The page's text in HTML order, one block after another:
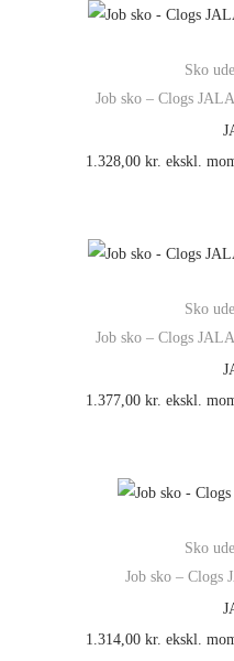
Sko
Job sko – Clogs
1.328,00 kr. ekskl.
Sko
Job sko – Clogs
1.377,00 kr. ekskl.
Sko
Job sko – Clogs
1.314,00 kr. ekskl.